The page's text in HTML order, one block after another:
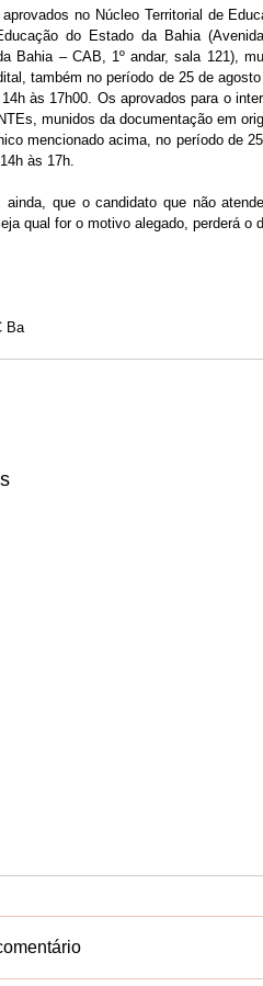
no Núcleo Territorial de
do Estado da Bahia
Bahia – CAB, 1º andar, sala 121),
também no período de 25 de
às 17h00. Os aprovados para o
munidos da documentação em
mencionado acima, no período de
às 17h.
ainda, que o candidato que não
qual for o motivo alegado, perderá o
Ba